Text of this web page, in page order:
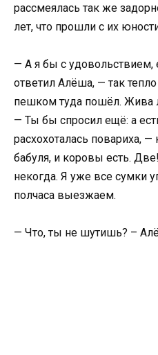
рассмеялась так же
лет, что прошли с их
— А я бы с удовольствием,
ответил Алёша, — так
пешком туда пошёл. Жива
— Ты бы спросил ещё: а
расхохоталась повариха,
бабуля, и коровы есть.
некогда. Я уже все сумки
полчаса выезжаем.
— Что, ты не шутишь? –